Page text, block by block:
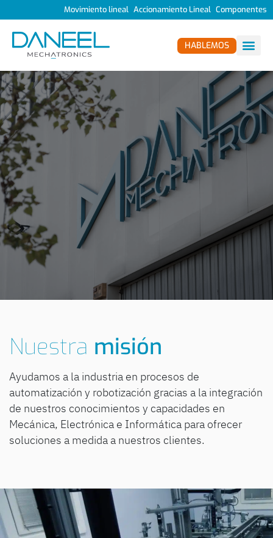
Movimiento lineal Accionamiento Lineal Componentes
HABLEMOS
Nuestra misión
Ayudamos a la industria en procesos de
automatización y robotización gracias a la integración
de nuestros conocimientos y capacidades en
Mecánica, Electrónica e Informática para ofrecer
soluciones a medida a nuestros clientes.